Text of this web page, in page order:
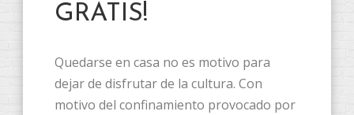
GRATIS!
Quedarse en casa no es motivo para
dejar de disfrutar de la cultura. Con
motivo del confinamiento provocado por